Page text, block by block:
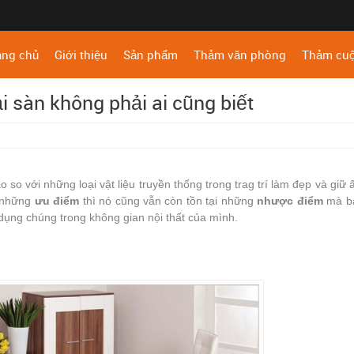
chủ Giới thiệu Sản phẩm Thảm văn phòng Thảm
không phải ai cũng biết
so với những loại vật liệu truyền thống trong trag trí làm đẹp và giữ
ưu điểm thì nó cũng vẫn còn tồn tại những nhược điểmmà
chúng trong không gian nội thất của mình.